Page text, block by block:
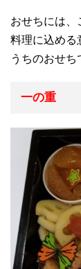
おせちには、
料理に込める
うちのおせち
一の重